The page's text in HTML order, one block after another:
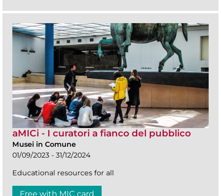
aMICi - I curatori a fianco del pubblico
Musei in Comune
01/09/2023 - 31/12/2024
Educational resources for all
Free with MIC card